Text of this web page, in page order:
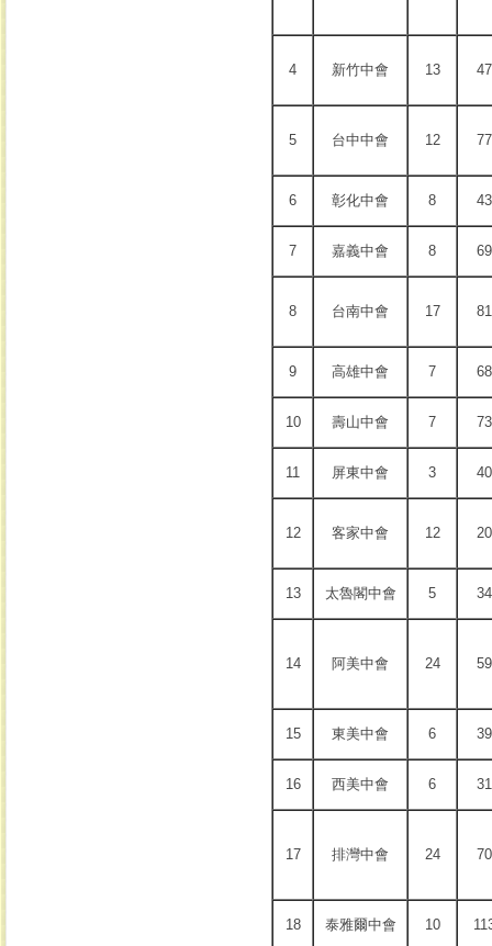
4 新竹中會 13 47
5 台中中會 12 77
6 彰化中會 8 43
7 嘉義中會 8 69
8 台南中會 17 81
9 高雄中會 7 68
10 壽山中會 7 73
11 屏東中會 3 40
12 客家中會 12 20
13 太魯閣中會 5 34
14 阿美中會 24 59
15 東美中會 6 39
16 西美中會 6 31
17 排灣中會 24 70
18 泰雅爾中會 10